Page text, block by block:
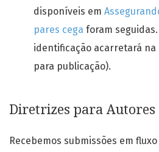
disponíveis em
pares cega foram
identificação acarretará
para publicação).
Diretrizes para Autores
Recebemos submissões em